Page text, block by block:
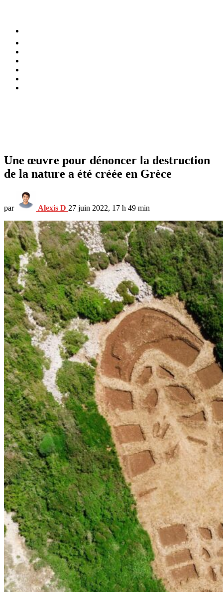
Une œuvre pour dénoncer la destruction
de la nature a été créée en Grèce
par Alexis D 27 juin 2022, 17 h 49 min